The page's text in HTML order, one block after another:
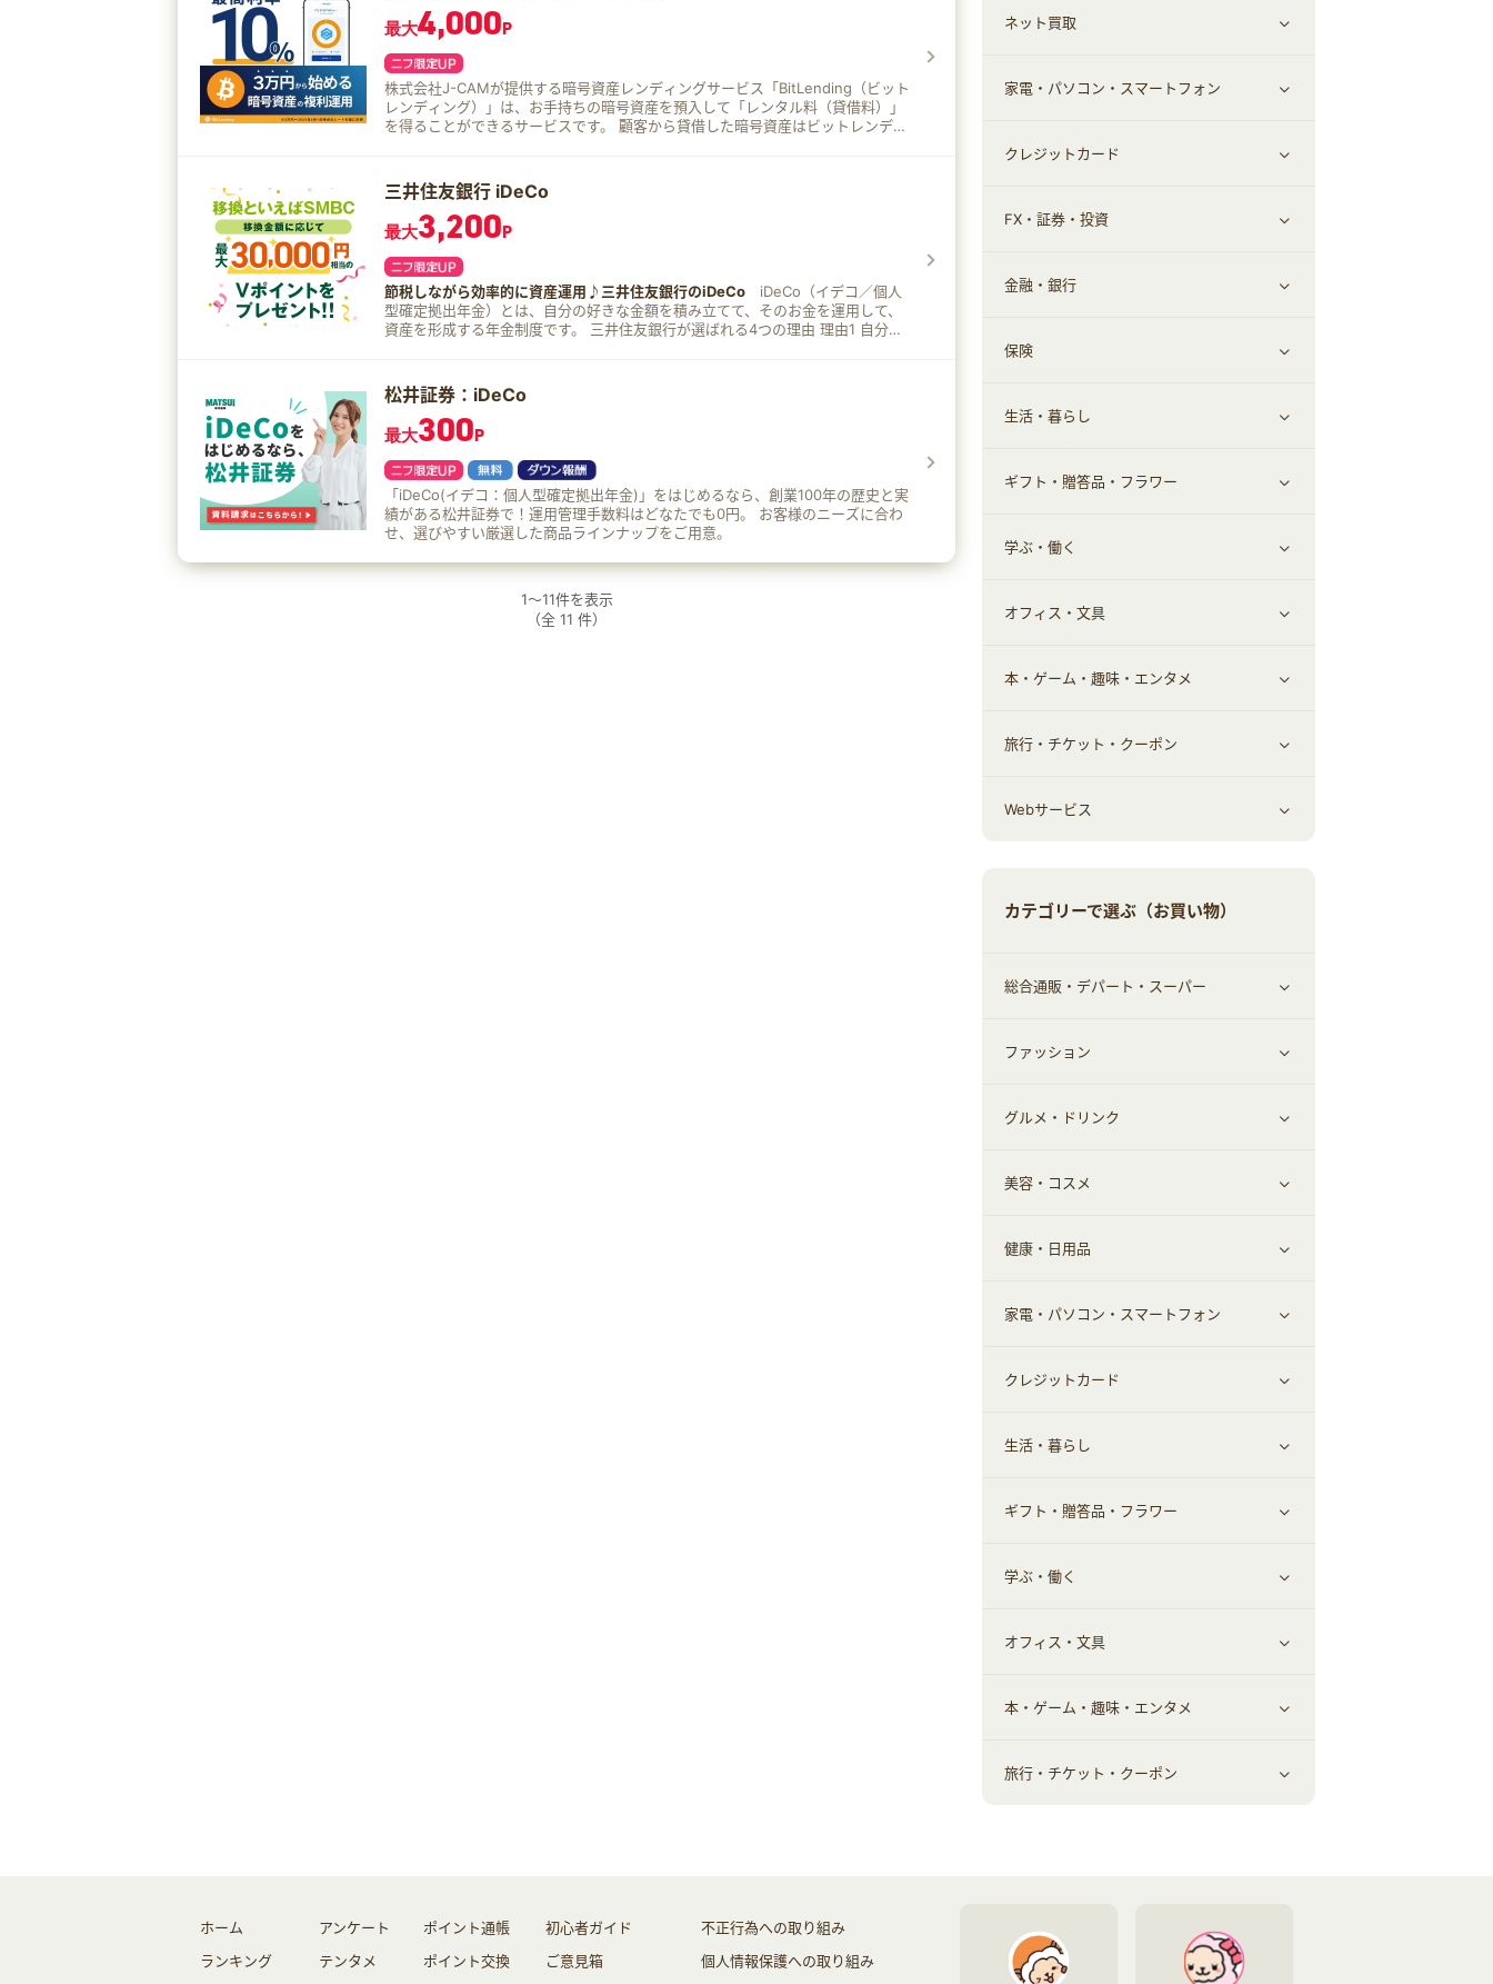
最大4,000P
株式会社J-CAMが提供する暗号資産レンディングサービス「BitLending（ビット
レンディング）」は、お手持ちの暗号資産を預入して「レンタル料（貸借料）」
を得ることができるサービスです。 顧客から貸借した暗号資産はビットレンディ
会社の協力による独自の手法で運用するため、他社専門事業者のサービスと比較
しても高い貸借料率を実現！ 有力な暗号資産運用ファンドなど複数機関と資産マ
ネジメント契約を結んでおり、独自のポートフォリオを構築することで、最適な
リスクリターンにて運用しています。 ビットレンディングの魅力を一部紹介！
国内最高クラスの貸借料率 最大10%（APY） 2022年2月のサービスリリース以
来、安定した高いパフォーマンスで最大年利10%を継続中。 セキュリティ対策
お客様の信頼と資産の保護を最優先に、安心してご利用いただけるサービスを提
供するため、英国の厳格な金融規制およびコンプライアンス基準を満たすセキュ
リティ専門機関『Copper』と連携。 『Copper』は取引所におけるハッキング被
降の出金手数料も、2024年12月より引き下げました。 例) 年5回目以降のBTC返
還手数料: 0.00015 BTC (改定前比 70%減) 月次複利効果 ビットレンディングに
暗号資産を貸し出すと毎月1日に貸借料が支払われ、自動的に貸出元本に繰り入れ
られます。 手間なし全自動で複利運用！
三井住友銀行 iDeCo
最大3,200P
節税しながら効率的に資産運用♪三井住友銀行のiDeCo iDeCo（イデコ／個人
型確定拠出年金）とは、自分の好きな金額を積み立てて、そのお金を運用して、
資産を形成する年金制度です。 三井住友銀行が選ばれる4つの理由 理由1 自分の
コース： 元本確保型商品である定期預金など、幅広い商品を選定しています。 理
由2 WEBで簡単お申し込み！ 理由3 銀行だから長期運用でも安心！ 理由4 移換
でVポイント！対象手続・条件を満たした方へ移換金額に応じてプレゼント。
iDeCoの税制面での3つのおトク おトク1 掛金は全額所得控除 おトク2 運用益は
すべて非課税 おトク3 受取時も税制優遇
松井証券：iDeCo
最大300P
「iDeCo(イデコ：個人型確定拠出年金)」をはじめるなら、創業100年の歴史と実
績がある松井証券で！運用管理手数料はどなたでも0円。 お客様のニーズに合わ
せ、選びやすい厳選した商品ラインナップをご用意。
1～11件を表示
（全 11 件）
スーツ・フォーマル
お酒
食材宅配
ウォーターサーバー
ヘアケア
エステ・サロン
メンズ美容
すべて見る
スポーツ・フィットネス
日用品・薬局・からだ
ネット買取
すべて見る
ネット買取
家電・パソコン・スマートフォン
すべて見る
家電・パソコン・ソフトウェア
通信・レンタルサーバー
スマホ・携帯電話・SIM
定額制有料コンテンツ
クレジットカード
すべて見る
クレジットカード
FX・証券・投資
すべて見る
証券
仮想通貨
その他投資
金融・銀行
銀行・ネット銀行
キャッシング・ローン
その他金融
保険
すべて見る
保険相談・面談
生活・暮らし
すべて見る
住まい・暮らし
不動産
引越し
エコ・エネルギー
車情報・カーシェア・レンタル
ギフト・贈答品・フラワー
すべて見る
ギフト・贈答品
学ぶ・働く
すべて見る
習い事・学習・学校
仕事・転職
オフィス・文具
すべて見る
オフィス・文具
本・ゲーム・趣味・エンタメ
すべて見る
ゲーム・趣味
旅行・チケット・クーポン
すべて見る
Webサービス
カテゴリーで選ぶ（お買い物）
総合通販・デパート・スーパー
すべて見る
総合通販
デパート・スーパー
ファッション
すべて見る
ファッション
インナー・下着
靴・フットウェア
小物・かばん
スーツ・フォーマル
グルメ・ドリンク
すべて見る
グルメ
ドリンク
お酒
食材宅配
美容・コスメ
すべて見る
スキンケア
メイクアップ
ヘアケア
メンズ美容
美容・ダイエット用品
脱毛用品
美容食品
健康・日用品
すべて見る
健康食品｜青汁・飲料
健康食品｜乳酸菌・ケフィア
健康食品｜その他
スポーツ・フィットネス
日用品・薬局・からだ
家電・パソコン・スマートフォン
すべて見る
家電・パソコン・ソフトウェア
スマホ・携帯電話・SIM
クレジットカード
すべて見る
クレジットカード
生活・暮らし
すべて見る
車情報・カーシェア・レンタル
お役立ち
生活雑貨・家具インテリア
赤ちゃん・こども・マタニティ
ギフト・贈答品・フラワー
すべて見る
ギフト・贈答品
フラワー
学ぶ・働く
すべて見る
習い事・学習・学校
オフィス・文具
すべて見る
オフィス・文具
本・ゲーム・趣味・エンタメ
すべて見る
本
旅行・チケット・クーポン
チケット・クーポン・チラシ
ホーム
ランキング
アンケート
テンタメ
ポイント通帳
ポイント交換
初心者ガイド
ご意見箱
不正行為への取り組み
個人情報保護への取り組み